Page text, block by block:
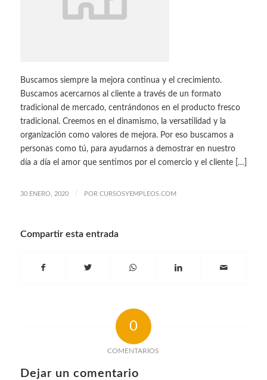
Buscamos siempre la mejora continua y el crecimiento.
Buscamos acercarnos al cliente a través de un formato
tradicional de mercado, centrándonos en el producto fresco
tradicional. Creemos en el dinamismo, la versatilidad y la
organización como valores de mejora. Por eso buscamos a
personas como tú, para ayudarnos a demostrar en nuestro
día a día el amor que sentimos por el comercio y el cliente […]
30 ENERO, 2020 / POR CURSOSYEMPLEOS.COM
Compartir esta entrada
0
COMENTARIOS
Dejar un comentario